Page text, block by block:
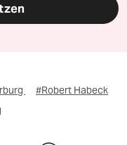
#Robert Habeck